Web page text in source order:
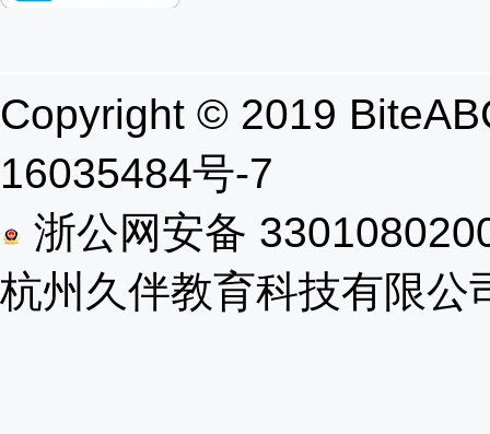
Copyright © 2019
16035484号-7
浙公网安备
杭州久伴教育科技有限公